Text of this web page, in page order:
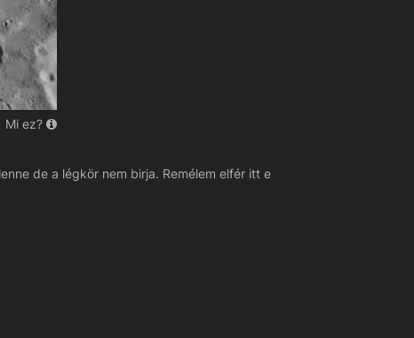
Mi ez?
de a légkör nem birja. Remélem elfér itt e